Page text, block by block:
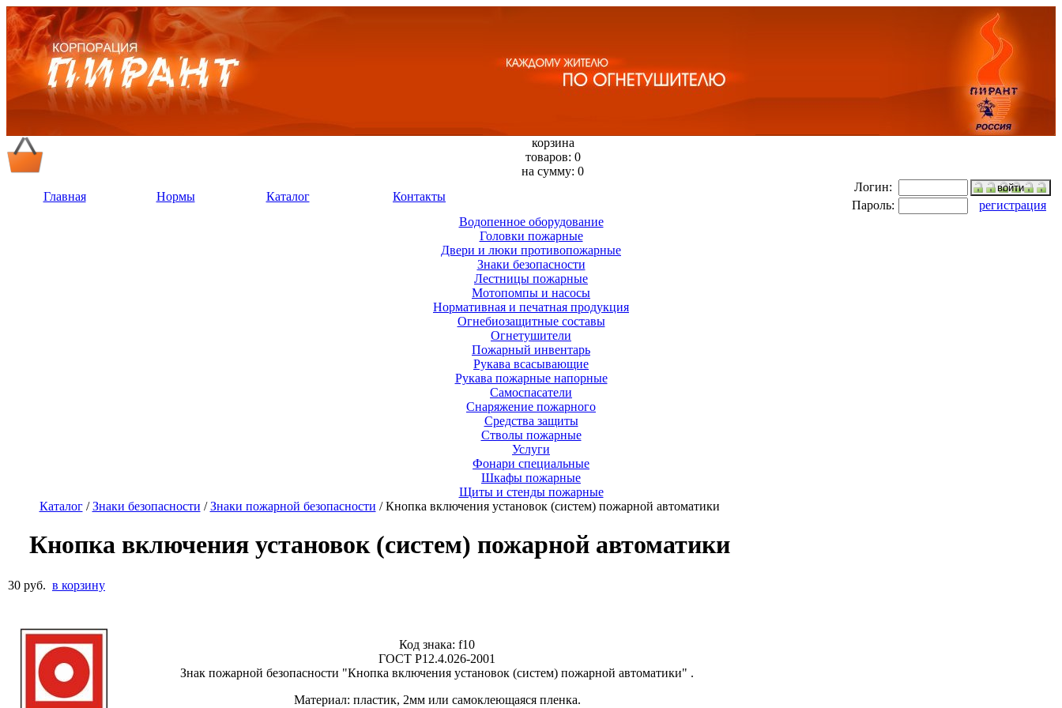
корзина
товаров: 0
на сумму: 0
Главная
Нормы Каталог Контакты
Логин:
Пароль:
регистрация
Водопенное оборудование
Головки пожарные
Двери и люки противопожарные
Знаки безопасности
Лестницы пожарные
Мотопомпы и насосы
Нормативная и печатная продукция
Огнебиозащитные составы
Огнетушители
Пожарный инвентарь
Рукава всасывающие
Рукава пожарные напорные
Самоспасатели
Снаряжение пожарного
Средства защиты
Стволы пожарные
Услуги
Фонари специальные
Шкафы пожарные
Щиты и стенды пожарные
Каталог/Знаки безопасности /Знаки пожарной безопасности / Кнопка включения установок (систем) пожарной автоматики
Кнопка включения установок (систем) пожарной автоматики
30 руб. в корзину
Код знака: f10
ГОСТ Р12.4.026-2001
Знак пожарной безопасности "Кнопка включения установок (систем) пожарной автоматики" .
Материал: пластик, 2мм или самоклеющаяся пленка.